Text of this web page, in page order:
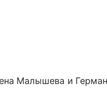
Малышева и